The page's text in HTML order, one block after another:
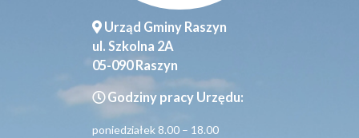
Urząd Gminy Raszyn
ul. Szkolna 2A
05-090 Raszyn
Godziny pracy Urzędu:
poniedziałek 8.00 – 18.00